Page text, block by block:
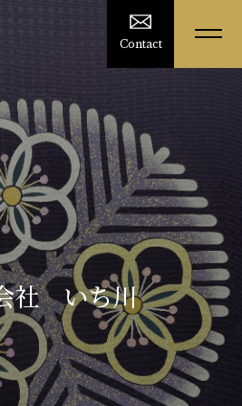
Contact
社 いち川